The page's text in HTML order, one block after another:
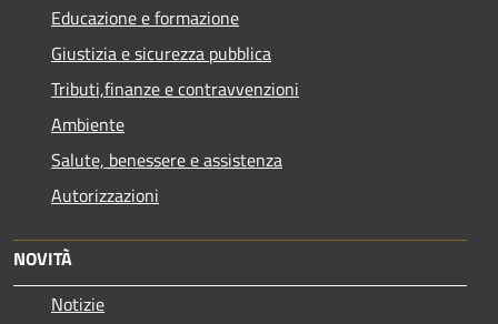
Educazione e formazione
Giustizia e sicurezza pubblica
Tributi,finanze e contravvenzioni
Ambiente
Salute, benessere e assistenza
Autorizzazioni
NOVITÀ
Notizie